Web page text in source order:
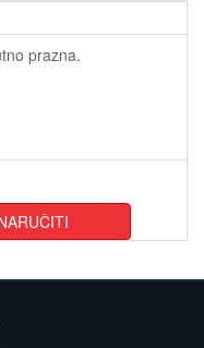
prazna.